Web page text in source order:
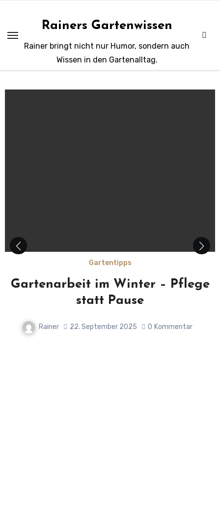
springen
Rainers Gartenwissen
Rainer bringt nicht nur Humor, sondern auch
Wissen in den Gartenalltag.
Gartentipps
Gartenarbeit im Winter – Pflege
statt Pause
Rainer 22. September 2025 0 Kommentar